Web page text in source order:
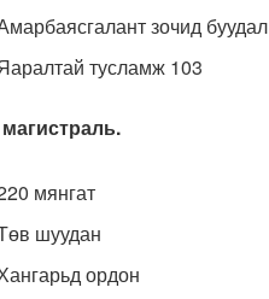
зочид буудал
тусламж 103
магистраль.
мянгат
шуудан
ордон